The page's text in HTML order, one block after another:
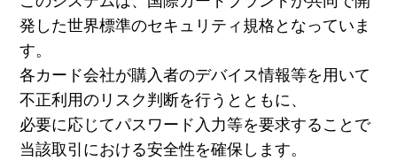
発した世界標準のセキュリティ規格となっていま
す。
各カード会社が購入者のデバイス情報等を用いて
不正利用のリスク判断を行うとともに、
必要に応じてパスワード入力等を要求することで
当該取引における安全性を確保します。